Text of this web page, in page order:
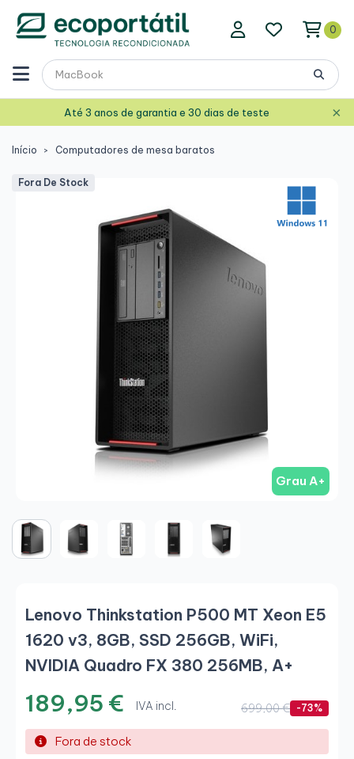
0
Até 3 anos de garantia e 30 dias de teste ×
Início Computadores de mesa baratos
Grau A+
Fora De Stock
Lenovo Thinkstation P500 MT Xeon E5
1620 v3, 8GB, SSD 256GB, WiFi,
NVIDIA Quadro FX 380 256MB, A+
189,95 € IVA incl. 699,00 € -73%
Fora de stock